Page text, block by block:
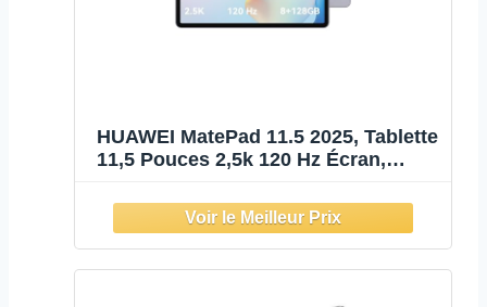
HUAWEI MatePad 11.5 2025, Tablette
11,5 Pouces 2,5k 120 Hz Écran,